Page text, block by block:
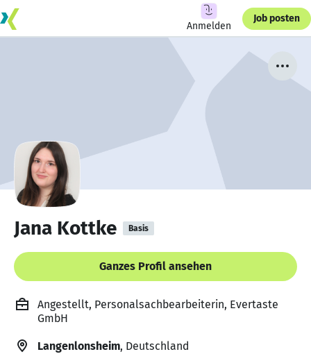
Anmelden
Job posten
Jana Kottke Basis
Ganzes Profil ansehen
Angestellt, Personalsachbearbeiterin, Evertaste
GmbH
Langenlonsheim, Deutschland